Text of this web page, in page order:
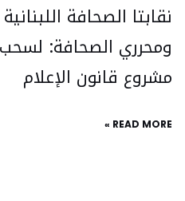
نقابتا الصحافة اللبنانية
ومحرري الصحافة: لسحب
مشروع قانون الإعلام
READ MORE »